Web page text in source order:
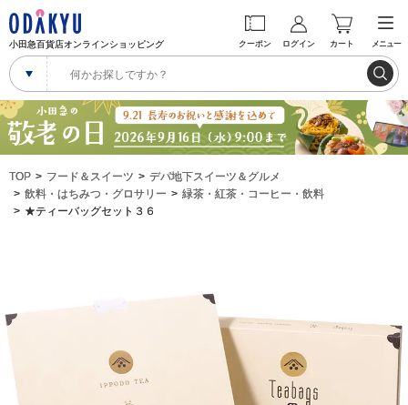
小田急百貨店オンラインショッピング クーポン ログイン カート メニュー
TOP フード＆スイーツ
デパ地下スイーツ＆グルメ
飲料・はちみつ・グロサリー
緑茶・紅茶・コーヒー・飲料
★ティーバッグセット３６